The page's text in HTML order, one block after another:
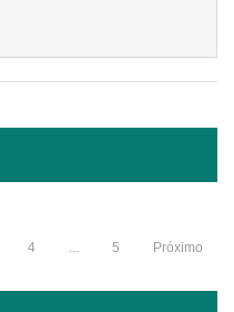
4 ... 5 Próximo